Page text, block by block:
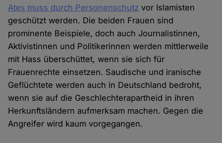
Ateş muss durch Personenschutz vor Islamisten
geschützt werden. Die beiden Frauen sind
prominente Beispiele, doch auch Journalistinnen,
Aktivistinnen und Politikerinnen werden mittlerweile
mit Hass überschüttet, wenn sie sich für
Frauenrechte einsetzen. Saudische und iranische
Geflüchtete werden auch in Deutschland bedroht,
wenn sie auf die Geschlechterapartheid in ihren
Herkunftsländern aufmerksam machen. Gegen die
Angreifer wird kaum vorgegangen.